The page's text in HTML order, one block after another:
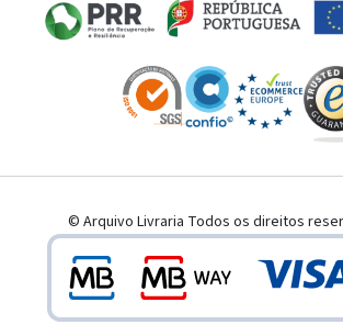
© Arquivo Livraria Todos os direitos